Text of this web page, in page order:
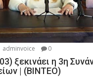
adminvoice 0
ξεκινάει η 3η
| (ΒΙΝΤΕΟ)